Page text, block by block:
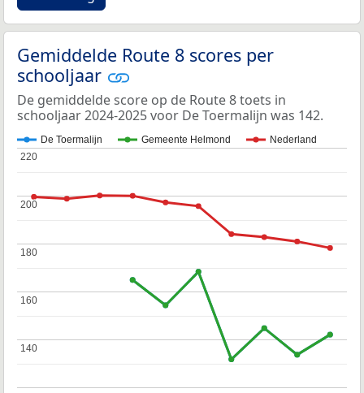
Gemiddelde Route 8 scores per
schooljaar
De gemiddelde score op de Route 8 toets in
schooljaar 2024-2025 voor De Toermalijn was 142.
De Toermalijn Gemeente Helmond Nederland
140
140
160
160
180
180
200
200
220
220